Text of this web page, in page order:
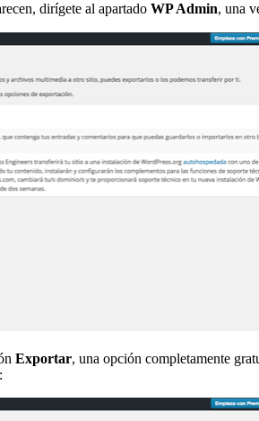
dirígete al apartado WP Admin, una
Exportar, una opción completamente